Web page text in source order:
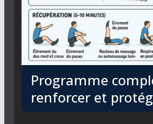
Programme
renforcer et